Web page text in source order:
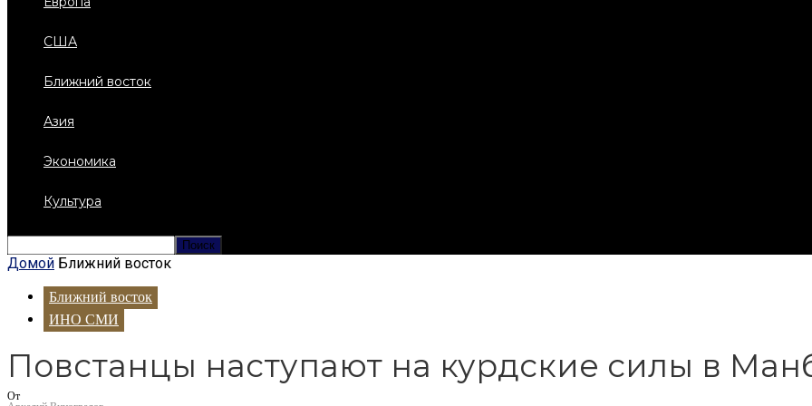
США
Ближний восток
Азия
Экономика
Культура
Домой Ближний восток
Ближний восток
ИНО СМИ
Повстанцы наступают на курдские силы в
От